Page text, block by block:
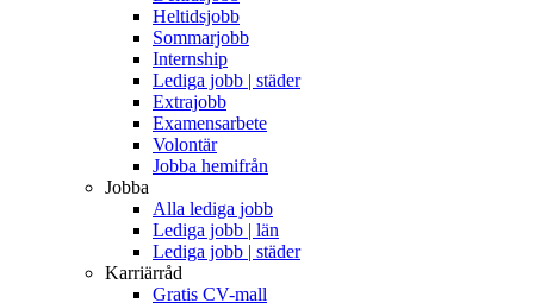
Heltidsjobb
Sommarjobb
Internship
Lediga jobb | städer
Extrajobb
Examensarbete
Volontär
Jobba hemifrån
Jobba
Alla lediga jobb
Lediga jobb | län
Lediga jobb | städer
Karriärråd
Gratis CV-mall